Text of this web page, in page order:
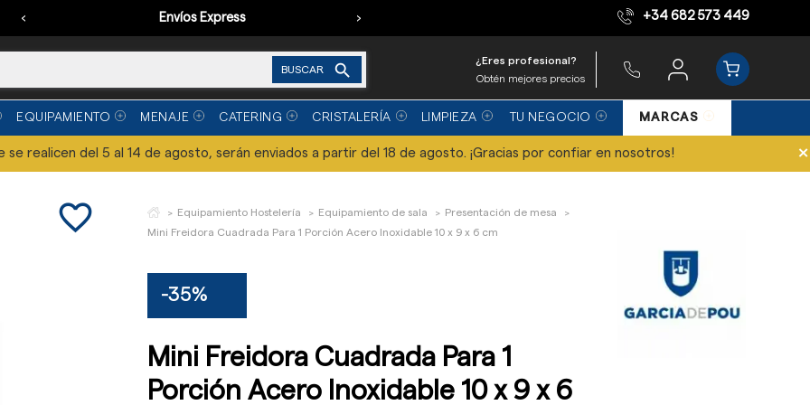
Envíos Express Equipo de expertos
‹ › +34 682 573 449
BUSCAR 
¿Eres profesional?
Obtén mejores precios
EQUIPAMIENTO MENAJE CATERING CRISTALERÍA LIMPIEZA TU NEGOCIO MARCAS
se realicen del 5 al 14 de agosto, serán enviados a partir del 18 de agosto. ¡Gracias por confiar en nosotros! ×
favorite_border Equipamiento Hostelería Equipamiento de sala
Presentación de mesa
Mini Freidora Cuadrada Para 1 Porción Acero Inoxidable 10 x 9 x 6 cm
-35%
Mini Freidora Cuadrada Para 1
Porción Acero Inoxidable 10 x 9 x 6